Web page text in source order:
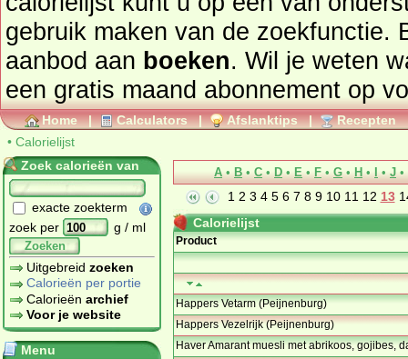
gebruik maken van de zoekfunctie.
aanbod aan boeken. Wil je weten
een gratis maand abonnement op
Home | Calculators | Afslanktips | Recepten
• Calorielijst
Zoek calorieën van
exacte zoekterm
zoek per
g / ml
Zoeken
Uitgebreid zoeken
Calorieën per portie
Calorieën archief
Voor je website
Menu
A • B • C • D • E • F • G • H • • J •
1 2 3 4 5 6 7 8 9 10 11 12 13
Calorielijst
Product
Happers Vetarm (Peijnenburg)
Happers Vezelrijk (Peijnenburg)
Haver Amarant muesli met abrikoos, gojibes,